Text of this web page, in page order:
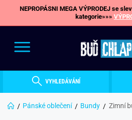
NEPROPÁSNI MEGA VÝPRODEJ se
kategorie»»»
VYHLEDÁVÁNÍ
Pánské oblečení Bundy Zimní